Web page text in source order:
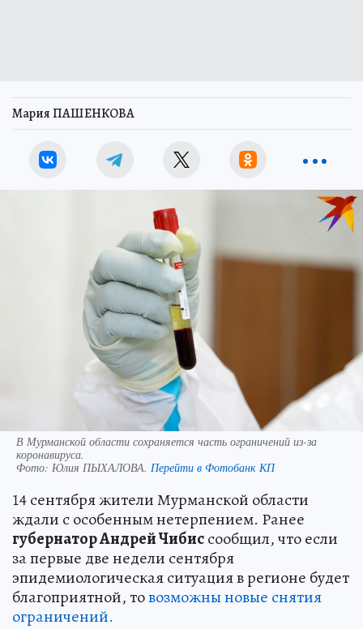
Мария ПАШЕНКОВА
В Мурманской области сохраняется часть ограничений из-за
коронавируса.
Фото: Юлия ПЫХАЛОВА. Перейти в Фотобанк КП
14 сентября жители Мурманской области
ждали с особенным нетерпением. Ранее
губернатор Андрей Чибиссообщил, что если
за первые две недели сентября
эпидемиологическая ситуация в регионе будет
благоприятной, товозможны новые снятия
ограничений.